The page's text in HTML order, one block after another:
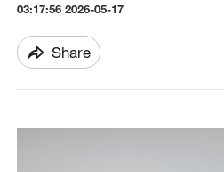
03:17:56 2026-05-17
Share